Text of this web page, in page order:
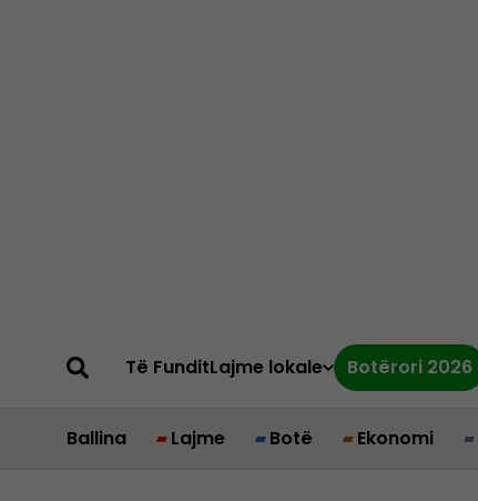
Të FunditLajme lokale Botërori 2026
Ballina Lajme Botë Ekonomi